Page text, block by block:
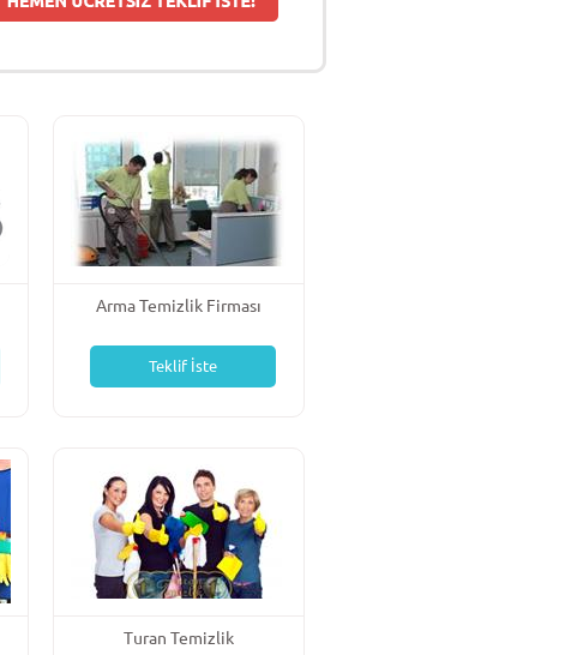
Arma Temizlik Firması
Teklif İste
Turan Temizlik